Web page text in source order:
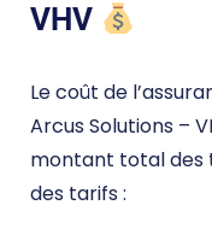
VHV
Le coût de
Arcus Solutions –
montant total des
des tarifs :